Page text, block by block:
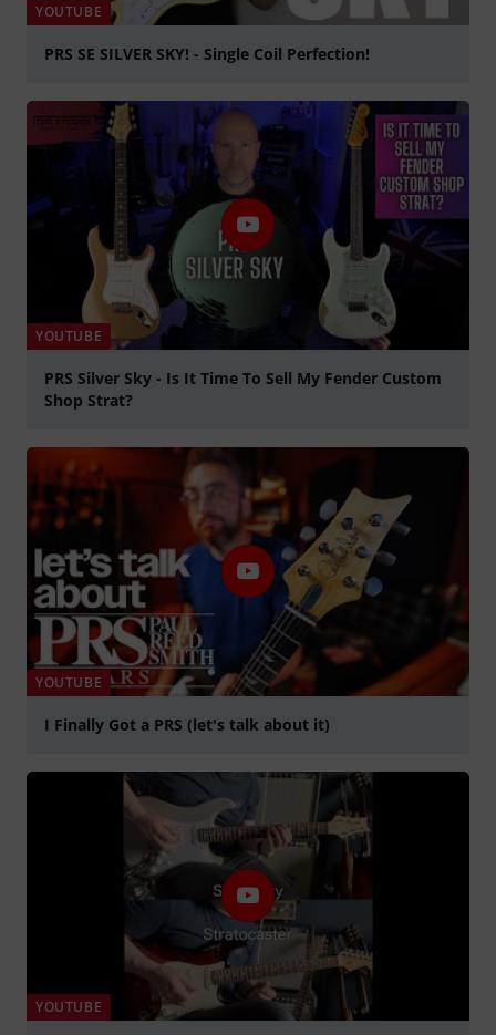
YOUTUBE
PRS SE SILVER SKY! - Single Coil Perfection!
YOUTUBE
PRS Silver Sky - Is It Time To Sell My Fender Custom
Shop Strat?
YOUTUBE
I Finally Got a PRS (let's talk about it)
YOUTUBE